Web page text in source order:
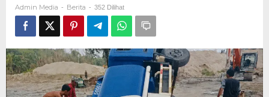
Meski
Pernah
Digerebek
Polda
Babel
Admin Media - Berita - 352 Dilihat